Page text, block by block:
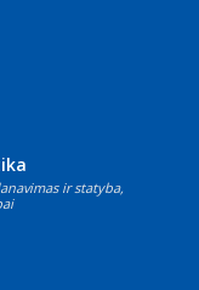
ir statyba,